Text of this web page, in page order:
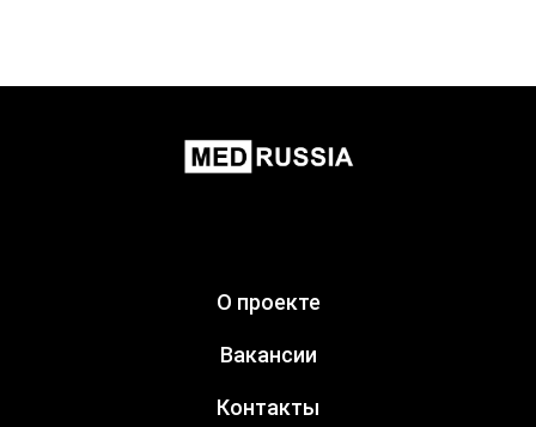
О проекте
Вакансии
Контакты